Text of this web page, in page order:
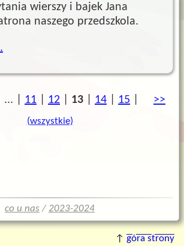
wierszy i bajek Jana
naszego przedszkola.
>>
... 11 12 13 14 15
(wszystkie)
co u nas / 2023-2024
↑ góra strony